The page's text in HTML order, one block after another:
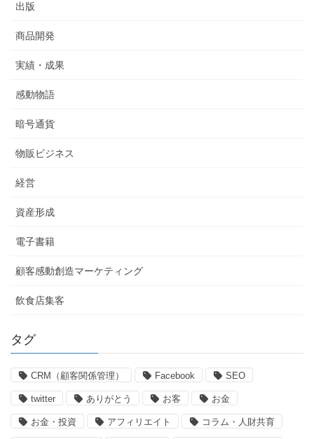
出版
商品開発
実績・成果
感動物語
暗号通貨
物販ビジネス
経営
資産形成
電子書籍
顧客感動創造マーケティング
飲食店集客
タグ
CRM（顧客関係管理） Facebook SEO
twitter ありがとう お客 お金
お金・投資 アフィリエイト コラム・人財共育